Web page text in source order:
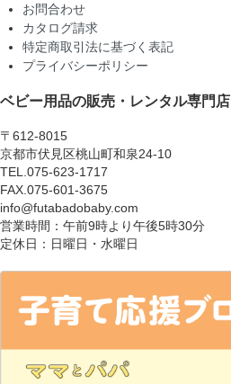
お問合わせ
カタログ請求
特定商取引法に基づく表記
プライバシーポリシー
ベビー用品の販売・レンタル専門店
〒612-8015
京都市伏見区桃山町和泉24-10
TEL.075-623-1717
FAX.075-601-3675
info@futabadobaby.com
営業時間：午前9時より午後5時30分
定休日：日曜日・水曜日